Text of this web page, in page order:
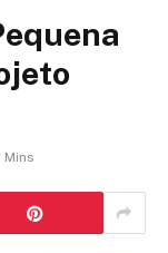
Mins